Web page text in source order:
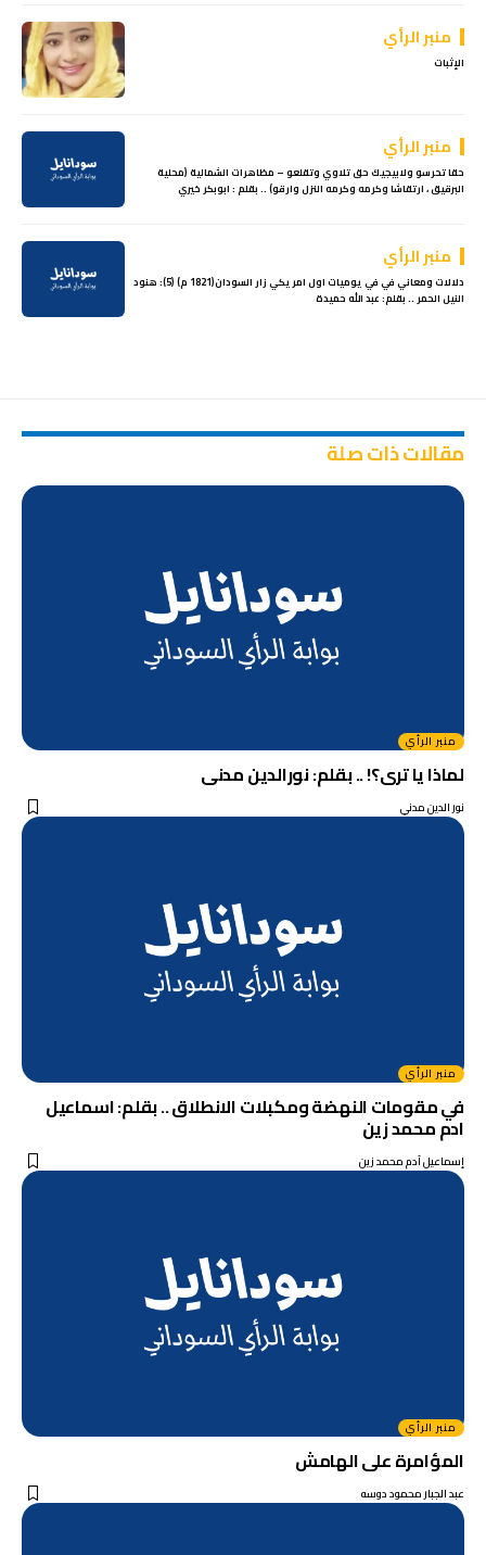
منبر الرأي
الإثبات
منبر الرأي
حقا تحرسو ولابيجيك حق تلاوي وتقلعو – مظاهرات الشمالية (محلية
البرقيق ، ارتقاشا وكرمه وكرمه النزل وارقو) .. بقلم : ابوبكر خيري
منبر الرأي
دلالات ومعاني في في يوميات اول امريكي زار السودان(1821 م) (5): هنود
النيل الحمر .. بقلم: عبد الله حميدة
مقالات ذات صلة
منبر الرأي
لماذا يا ترى؟! .. بقلم: نورالدين مدنى
نور الدين مدني
منبر الرأي
في مقومات النهضة ومكبلات الانطلاق .. بقلم: اسماعيل
ادم محمد زين
إسماعيل آدم محمد زين
منبر الرأي
المؤامرة على الهامش
عبد الجبار محمود دوسه